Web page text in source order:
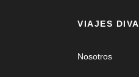
VIAJES DIVA
Nosotros